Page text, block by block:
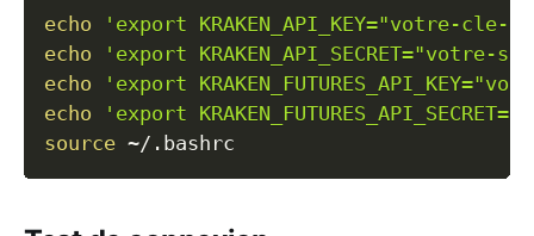
echo
'export KRAKEN_API_KEY="votre-cle-
echo
'export KRAKEN_API_SECRET="votre-
echo
'export
echo
'export
source
Copy